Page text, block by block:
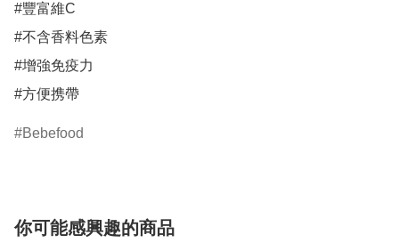
#豐富維C
#不含香料色素
#增強免疫力
#方便携帶
Bebefood
你可能感興趣的商品